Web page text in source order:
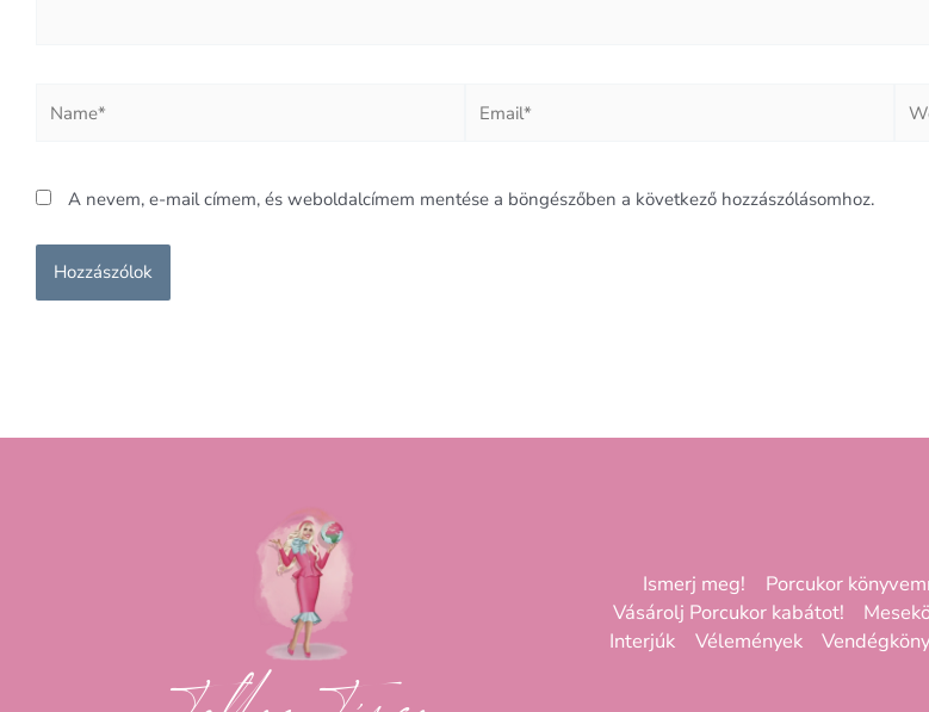
A nevem, e-mail címem, és weboldalcímem mentése a böngészőben a következő hozzászólásomhoz.
Ismerj meg!
Porcukor
Vásárolj Porcukor kabátot!
Interjúk
Vélemények